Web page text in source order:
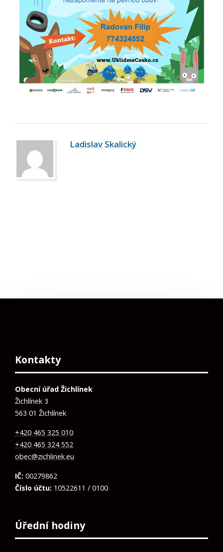
Ladislav Skalický
Kontakty
Obecní úřad Žichlínek
Žichlínek 3
563 01 Žichlínek
+420 465 325 010
+420 465 324 552
obec@zichlinek.eu
IČ: 00279862
Číslo účtu: 10522611 / 0100
Úřední hodiny